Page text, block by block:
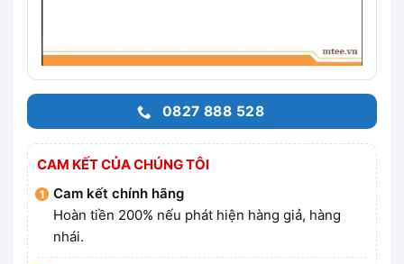
0827 888 528
CAM KẾT CỦA CHÚNG TÔI
Cam kết chính hãng
Hoàn tiền 200% nếu phát hiện hàng giả, hàng
nhái.